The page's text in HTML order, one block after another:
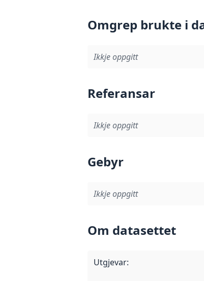
Omgrep brukte i
Ikkje oppgitt
Referansar
Ikkje oppgitt
Gebyr
Ikkje oppgitt
Om datasettet
Utgjevar: